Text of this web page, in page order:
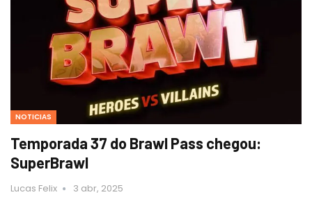
NOTICIAS
Temporada 37 do Brawl Pass chegou:
SuperBrawl
Lucas Felix 3 abr, 2025